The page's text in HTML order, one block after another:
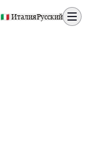
🇮🇹 ИталияРусский